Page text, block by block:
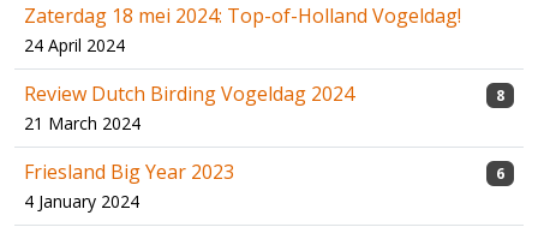
Zaterdag 18 mei 2024: Top-of-Holland Vogeldag!
24 April 2024
Review Dutch Birding Vogeldag 2024
21 March 2024
8
Friesland Big Year 2023
4 January 2024
6